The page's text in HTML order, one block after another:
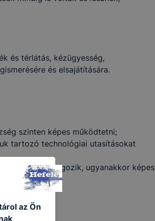
és térlátás, kézügyesség,
és elsajátítására.
szinten képes működtetni;
tartozó technológiai utasításokat
együtt dolgozik, ugyanakkor képes
az Ön